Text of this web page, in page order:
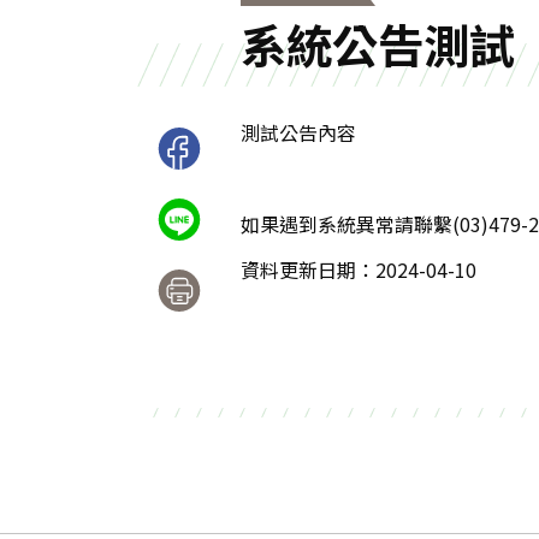
系統公告測試
測試公告內容
如果遇到系統異常請聯繫(03)479-
資料更新日期：2024-04-10